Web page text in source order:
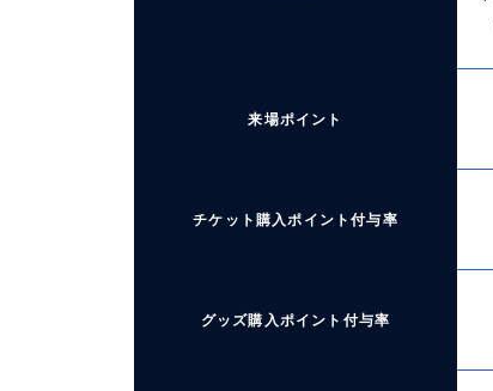
来場ポイント
チケット購入ポイント付与率
グッズ購入ポイント付与率